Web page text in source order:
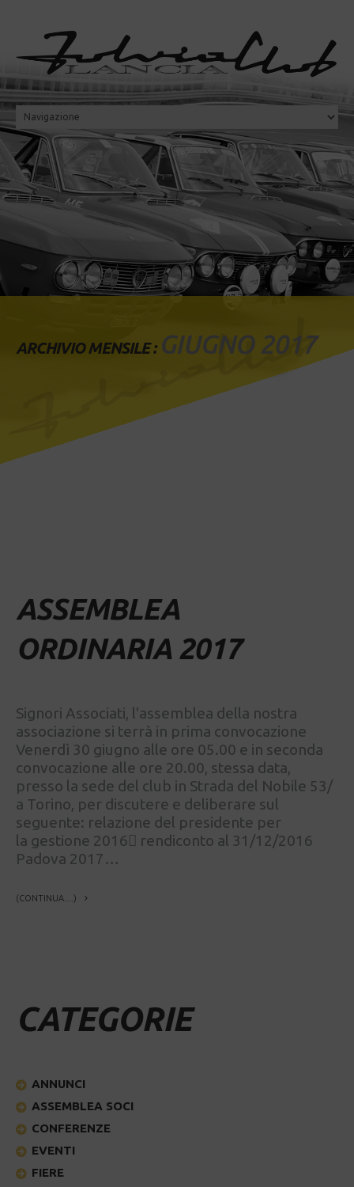
ARCHIVIO MENSILE : GIUGNO 2017
ASSEMBLEA
ORDINARIA 2017
Signori Associati, l'assemblea della nostra
associazione si terrà in prima convocazione
Venerdì 30 giugno alle ore 05.00 e in seconda
convocazione alle ore 20.00, stessa data,
presso la sede del club in Strada del Nobile 53/
a Torino, per discutere e deliberare sul
seguente: relazione del presidente per
la gestione 2016 rendiconto al 31/12/2016
Padova 2017…
(CONTINUA....)
CATEGORIE
ANNUNCI
ASSEMBLEA SOCI
CONFERENZE
EVENTI
FIERE